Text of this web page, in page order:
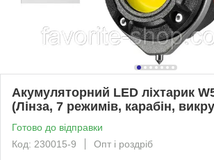
Акумуляторний LED ліхтарик
(Лінза, 7 режимів, карабін,
Готово до відправки
Код: 230015-9
Опт і роздріб